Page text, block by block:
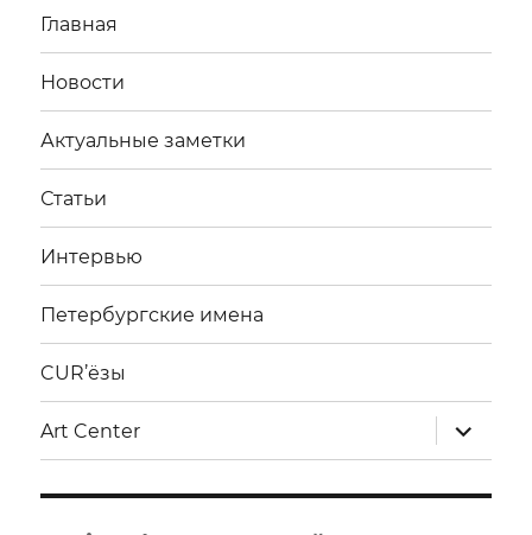
Главная
Новости
Актуальные заметки
Статьи
Интервью
Петербургские имена
CUR’ёзы
Art Center
меню